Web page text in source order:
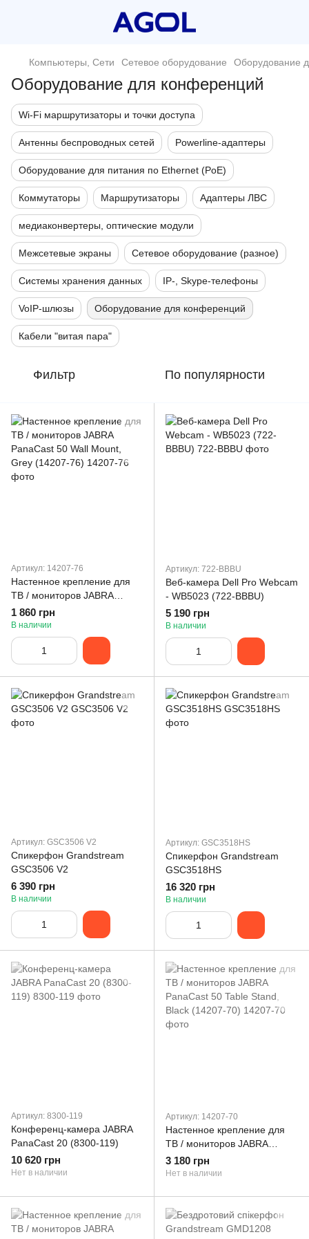
Компьютеры, Сети Сетевое оборудование Оборудование
Оборудование для конференций
Wi-Fi маршрутизаторы и точки доступа
Антенны беспроводных сетей Powerline-адаптеры
Оборудование для питания по Ethernet (PoE)
Коммутаторы Маршрутизаторы Адаптеры ЛВС
медиаконвертеры, оптические модули
Межсетевые экраны Сетевое оборудование (разное)
Системы хранения данных IP-, Skype-телефоны
VoIP-шлюзы Оборудование для конференций
Кабели "витая пара"
Фильтр По популярности
Артикул: 14207-76
Настенное крепление для
ТВ / мониторов JABRA
PanaCast 50 Wall Mount,
Grey (14207-76)
1 860 грн
В наличии
Артикул: 722-BBBU
Веб-камера Dell Pro Webcam
- WB5023 (722-BBBU)
5 190 грн
В наличии
Артикул: GSC3506 V2
Спикерфон Grandstream
GSC3506 V2
6 390 грн
В наличии
Артикул: GSC3518HS
Спикерфон Grandstream
GSC3518HS
16 320 грн
В наличии
Артикул: 8300-119
Конференц-камера JABRA
PanaCast 20 (8300-119)
10 620 грн
Нет в наличии
Артикул: 14207-70
Настенное крепление для
ТВ / мониторов JABRA
PanaCast 50 Table Stand,
Black (14207-70)
3 180 грн
Нет в наличии